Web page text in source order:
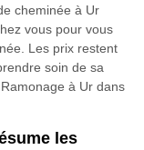
cheminée à Ur
vous pour vous
Les prix restent
soin de sa
à Ur dans
les